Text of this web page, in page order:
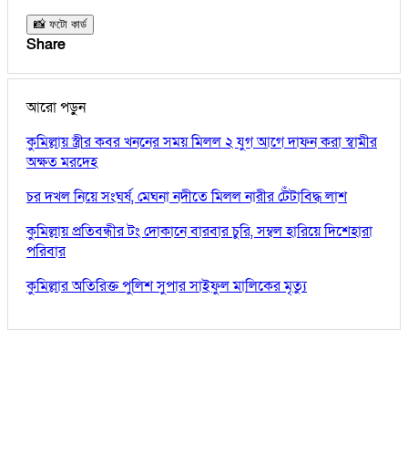
📸 ফটো কার্ড
Share
আরো পড়ুন
কুমিল্লায় স্ত্রীর কবর খননের সময় মিলল ২ যুগ আগে দাফন করা স্বামীর
অক্ষত মরদেহ
চর দখল নিয়ে সংঘর্ষ, মেঘনা নদীতে মিলল নারীর টেঁটাবিদ্ধ লাশ
কুমিল্লায় প্রতিবন্ধীর টং দোকানে বারবার চুরি, সম্বল হারিয়ে দিশেহারা
পরিবার
কুমিল্লার অতিরিক্ত পুলিশ সুপার সাইফুল মালিকের মৃত্যু